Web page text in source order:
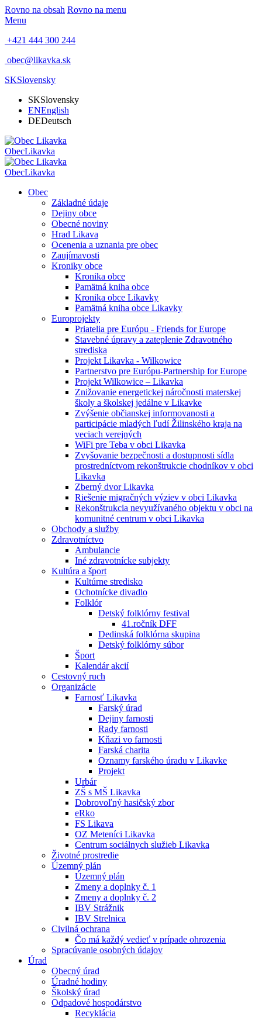
Rovno na obsah Rovno na menu
Menu
+421 444 300 244
obec@likavka.sk
SKSlovensky
SKSlovensky
ENEnglish
DEDeutsch
ObecLikavka
ObecLikavka
Obec
Základné údaje
Dejiny obce
Obecné noviny
Hrad Likava
Ocenenia a uznania pre obec
Zaujímavosti
Kroniky obce
Kronika obce
Pamätná kniha obce
Kronika obce Likavky
Pamätná kniha obce Likavky
Europrojekty
Priatelia pre Európu - Friends for Europe
Stavebné úpravy a zateplenie Zdravotného
strediska
Projekt Likavka - Wilkowice
Partnerstvo pre Európu-Partnership for Europe
Projekt Wilkowice – Likavka
Znižovanie energetickej náročnosti materskej
školy a školskej jedálne v Likavke
Zvýšenie občianskej informovanosti a
participácie mladých ľudí Žilinského kraja na
veciach verejných
WiFi pre Teba v obci Likavka
Zvyšovanie bezpečnosti a dostupnosti sídla
prostredníctvom rekonštrukcie chodníkov v obci
Likavka
Zberný dvor Likavka
Riešenie migračných výziev v obci Likavka
Rekonštrukcia nevyužívaného objektu v obci na
komunitné centrum v obci Likavka
Obchody a služby
Zdravotníctvo
Ambulancie
Iné zdravotnícke subjekty
Kultúra a šport
Kultúrne stredisko
Ochotnícke divadlo
Folklór
Detský folklórny festival
41.ročník DFF
Dedinská folklórna skupina
Detský folklórny súbor
Šport
Kalendár akcií
Cestovný ruch
Organizácie
Farnosť Likavka
Farský úrad
Dejiny farnosti
Rady farnosti
Kňazi vo farnosti
Farská charita
Oznamy farského úradu v Likavke
Projekt
Urbár
ZŠ s MŠ Likavka
Dobrovoľný hasičský zbor
eRko
FS Likava
OZ Meteníci Likavka
Centrum sociálnych služieb Likavka
Životné prostredie
Územný plán
Územný plán
Zmeny a doplnky č. 1
Zmeny a doplnky č. 2
IBV Strážnik
IBV Strelnica
Civilná ochrana
Čo má každý vedieť v prípade ohrozenia
Spracúvanie osobných údajov
Úrad
Obecný úrad
Úradné hodiny
Školský úrad
Odpadové hospodárstvo
Recyklácia